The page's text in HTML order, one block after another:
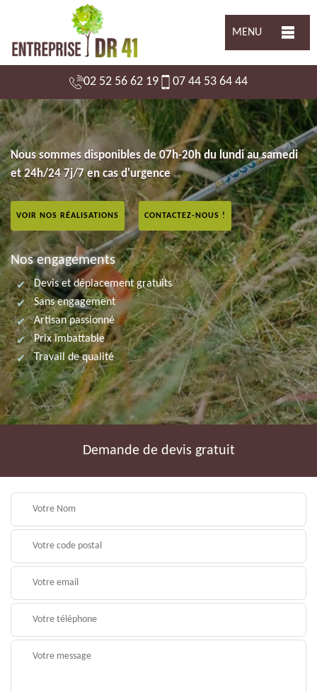
MENU
02 52 56 62 19 07 44 53 64 44
Nous sommes disponibles de 07h-20h du lundi au samedi
et 24h/24 7j/7 en cas d'urgence
VOIR NOS RÉALISATIONS CONTACTEZ-NOUS !
Nos engagements
Devis et déplacement gratuits
Sans engagement
Artisan passionné
Prix imbattable
Travail de qualité
Demande de devis gratuit